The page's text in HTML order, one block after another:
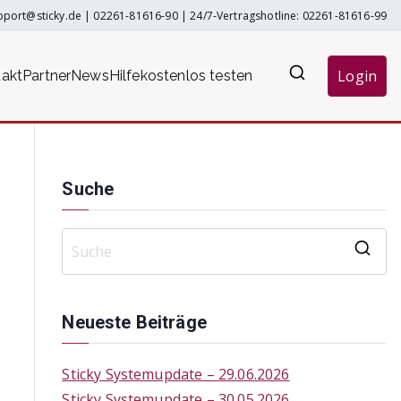
| 02261-81616-90| 24/7-Vertragshotline: 02261-81616-99
PartnerNewsHilfekostenlos testen Login
Suche
r
Neueste Beiträge
Sticky Systemupdate – 29.06.2026